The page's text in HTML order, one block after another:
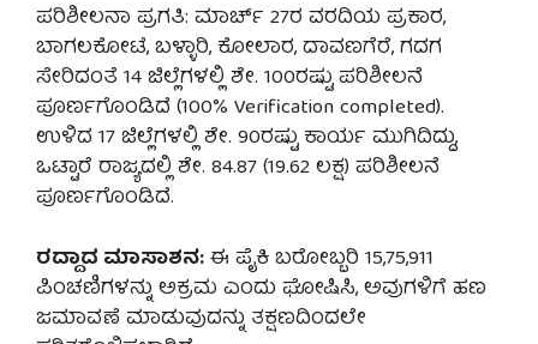
ಪರಿಶೀಲನಾ ಪ್ರಗತಿ: ಮಾರ್ಚ್ 27ರ ವರದಿಯ ಪ್ರಕಾರ,
ಬಾಗಲಕೋಟೆ, ಬಳ್ಳಾರಿ, ಕೋಲಾರ, ದಾವಣಗೆರೆ, ಗದಗ
ಸೇರಿದಂತೆ 14 ಜಿಲ್ಲೆಗಳಲ್ಲಿ ಶೇ. 100ರಷ್ಟು ಪರಿಶೀಲನೆ
ಪೂರ್ಣಗೊಂಡಿದೆ (100% Verification completed).
ಉಳಿದ 17 ಜಿಲ್ಲೆಗಳಲ್ಲಿ ಶೇ. 90ರಷ್ಟು ಕಾರ್ಯ ಮುಗಿದಿದ್ದು,
ಒಟ್ಟಾರೆ ರಾಜ್ಯದಲ್ಲಿ ಶೇ. 84.87 (19.62 ಲಕ್ಷ) ಪರಿಶೀಲನೆ
ಪೂರ್ಣಗೊಂಡಿದೆ.
ರದ್ದಾದ ಮಾಸಾಶನ:ಈ ಪೈಕಿ ಬರೋಬ್ಬರಿ 15,75,911
ಪಿಂಚಣಿಗಳನ್ನು ಅಕ್ರಮ ಎಂದು ಘೋಷಿಸಿ, ಅವುಗಳಿಗೆ ಹಣ
ಜಮಾವಣೆ ಮಾಡುವುದನ್ನು ತಕ್ಷಣದಿಂದಲೇ